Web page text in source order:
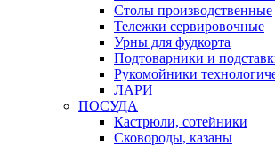
Столы производственные
Тележки сервировочные
Урны для фудкорта
Подтоварники и
Рукомойники
ЛАРИ
ПОСУДА
Кастрюли, сотейники
Сковороды, казаны